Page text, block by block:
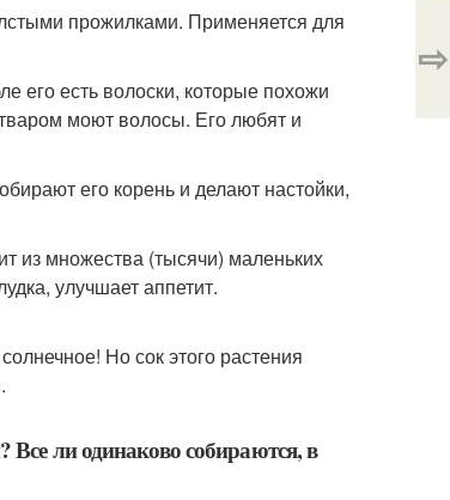
прожилками. Применяется для
его есть волоски, которые похожи
моют волосы. Его любят и
его корень и делают настойки,
из множества (тысячи) маленьких
улучшает аппетит.
Но сок этого растения
Все ли одинаково собираются, в
⇨